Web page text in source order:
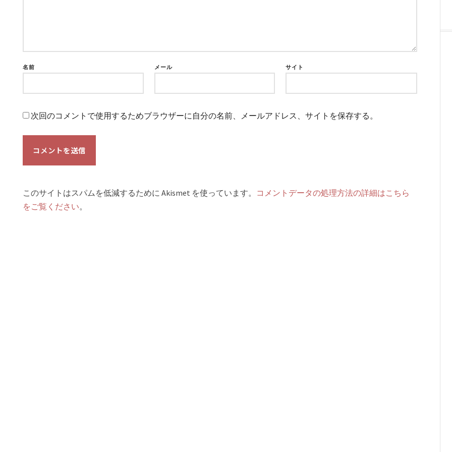
名前 メール サイト
次回のコメントで使用するためブラウザーに自分の名前、メールアドレス、サイトを保存する。
このサイトはスパムを低減するために Akismet を使っています。 コメントデータの処理方法の詳細はこちら
をご覧ください。